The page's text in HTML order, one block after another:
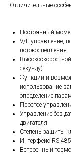
Отличительные
Постоянный
V/F-управление,
потокосцепления
секунду)
Функции и
использование
определение
Простое
Управление без
двигателя
Степень защиты
Интерфейс RS
Встроенный